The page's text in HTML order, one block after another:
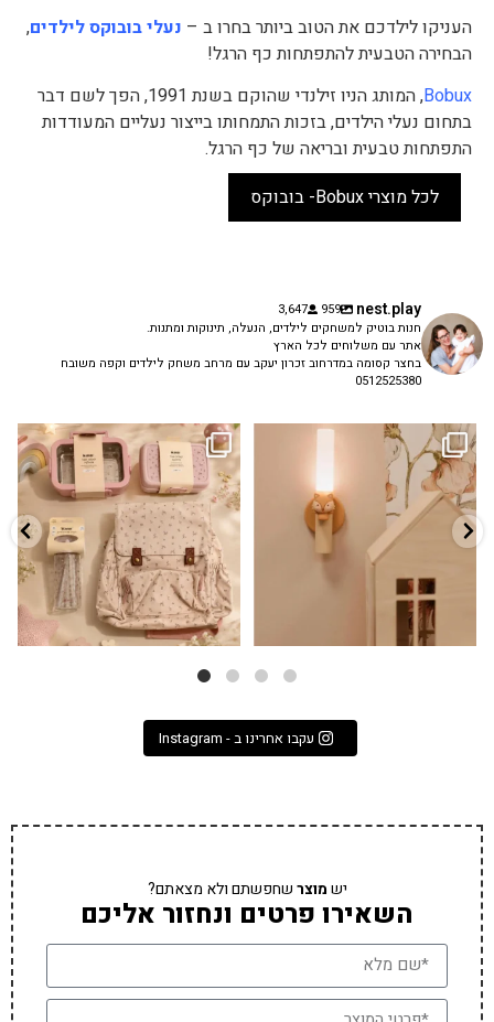
העניקו לילדכם את הטוב ביותר בחרו ב – נעלי בובוקס לילדים,
הבחירה הטבעית להתפתחות כף הרגל!
Bobux
, המותג הניו זילנדי שהוקם בשנת 1991, הפך לשם דבר
בתחום נעלי הילדים, בזכות התמחותו בייצור נעליים המעודדות
התפתחות טבעית ובריאה של כף הרגל.
לכל מוצרי Bobux- בובוקס
nest.play
959
3,647
חנות בוטיק למשחקים לילדים, הנעלה, תינוקות ומתנות.
אתר עם משלוחים לכל הארץ
בחצר קסומה במדרחוב זכרון יעקב עם מרחב משחק לילדים וקפה משובח
0512525380
✨ חוזרים למסגרת בסטייל! ✨
הקולקציה החדשה...
9 4
גם פריט עיצובי לחדר, גם מנורת לילה
...
3 0
עקבו אחרינו ב - Instagram
ישמוצרשחפשתם ולא מצאתם?
השאירו פרטים ונחזור אליכם